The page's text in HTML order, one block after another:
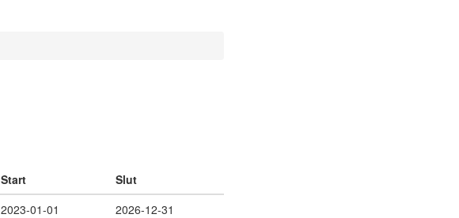
Start
Slut
2023-01-01 2026-12-31